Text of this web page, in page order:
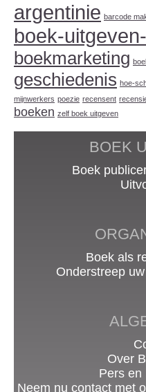
argentinie barcode
boek-
boekmarketing
geschiedenis hoe-
mijnwerkers poezie recensent
boeken zelf boek uitgeven
BOEK
Boek
Boek als
Onderstreep
Over
Pers en
Neem nu contact met